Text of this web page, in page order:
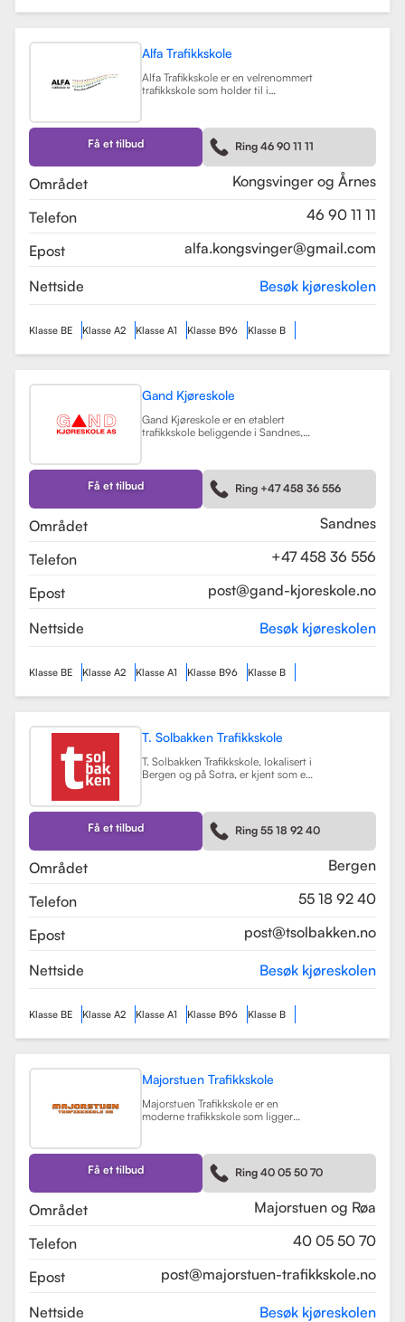
Alfa Trafikkskole
Alfa Trafikkskole er en velrenommert
trafikkskole som holder til i
kjøreopplæringen. Skolen tilbyr et
bredt spekter av tjenester, inkludert
opplæring for førerkort klasse B,
både med manuelt og automatgir.
Få et tilbud Ring 46 90 11 11
Området
Kongsvinger og Årnes
Telefon
46 90 11 11
Epost
alfa.kongsvinger@gmail.com
Nettside Besøk kjøreskolen
Klasse BE Klasse A2 Klasse A1 Klasse B96 Klasse B
Gand Kjøreskole
Gand Kjøreskole er en etablert
trafikkskole beliggende i Sandnes,
kjøretøyklasser. Skolen har
spesialisert seg på opplæring for
personbiler, både med manuell og
automatgir, samt motorsykler (klasse
Få et tilbud Ring +47 458 36 556
Området
Sandnes
Telefon
+47 458 36 556
Epost
post@gand-kjoreskole.no
Nettside Besøk kjøreskolen
Klasse BE Klasse A2 Klasse A1 Klasse B96 Klasse B
T. Solbakken Trafikkskole
T. Solbakken Trafikkskole, lokalisert i
Bergen og på Sotra, er kjent som en
Skolen tilbyr et bredt spekter av
førerkortklasser, inkludert klasse B
for personbil, klasse A, A1, og A2 for
motorsykler, samt klasse BE og B96
Få et tilbud Ring 55 18 92 40
Området
Bergen
Telefon
55 18 92 40
Epost
post@tsolbakken.no
Nettside Besøk kjøreskolen
Klasse BE Klasse A2 Klasse A1 Klasse B96 Klasse B
Majorstuen Trafikkskole
Majorstuen Trafikkskole er en
moderne trafikkskole som ligger
etablert i 2015 og har raskt blitt
kjent for sin høye kvalitet på
opplæring. Alle instruktørene er
pedagogisk utdannet fra Nord
Universitet og Met Universitet, noe
som sikrer en profesjonell og trygg
Få et tilbud Ring 40 05 50 70
Området
Majorstuen og Røa
Telefon
40 05 50 70
Epost
post@majorstuen-trafikkskole.no
Nettside Besøk kjøreskolen